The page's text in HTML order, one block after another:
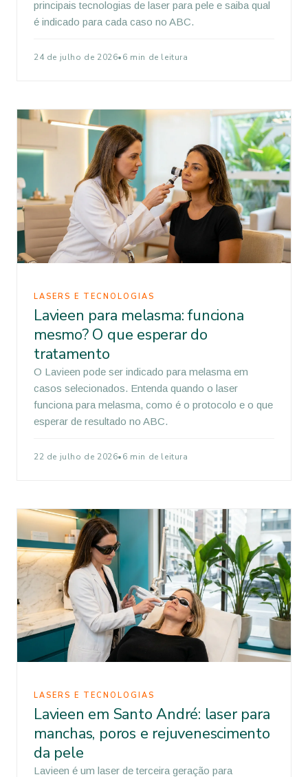
principais tecnologias de laser para pele e saiba qual
é indicado para cada caso no ABC.
24 de julho de 2026•6 min de leitura
LASERS E TECNOLOGIAS
Lavieen para melasma: funciona
mesmo? O que esperar do
tratamento
O Lavieen pode ser indicado para melasma em
casos selecionados. Entenda quando o laser
funciona para melasma, como é o protocolo e o que
esperar de resultado no ABC.
22 de julho de 2026•6 min de leitura
LASERS E TECNOLOGIAS
Lavieen em Santo André: laser para
manchas, poros e rejuvenescimento
da pele
Lavieen é um laser de terceira geração para